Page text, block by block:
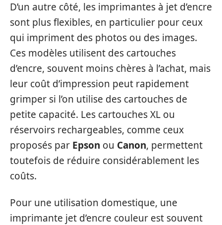
D’un autre côté, les imprimantes à jet d’encre
sont plus flexibles, en particulier pour ceux
qui impriment des photos ou des images.
Ces modèles utilisent des cartouches
d’encre, souvent moins chères à l’achat, mais
leur coût d’impression peut rapidement
grimper si l’on utilise des cartouches de
petite capacité. Les cartouches XL ou
réservoirs rechargeables, comme ceux
proposés par Epson ou Canon, permettent
toutefois de réduire considérablement les
coûts.
Pour une utilisation domestique, une
imprimante jet d’encre couleur est souvent